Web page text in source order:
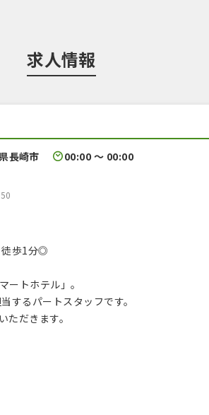
求人情報
00:00 〜 00:00
長崎市
徒歩1分◎
ートホテル」。
するパートスタッフです。
だきます。